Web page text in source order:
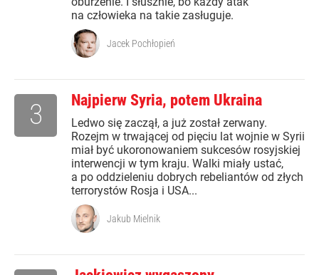
na człowieka na takie zasługuje.
Jacek Pochłopień
Najpierw Syria, potem Ukraina
Ledwo się zaczął, a już został zerwany.
Rozejm w trwającej od pięciu lat wojnie w Syrii
miał być ukoronowaniem sukcesów rosyjskiej
interwencji w tym kraju. Walki miały ustać,
a po oddzieleniu dobrych rebeliantów od złych
terrorystów Rosja i USA...
3
Jakub Mielnik